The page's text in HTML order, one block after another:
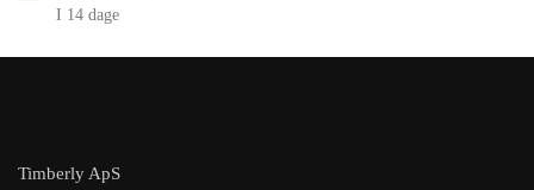
I 14 dage
Timberly ApS